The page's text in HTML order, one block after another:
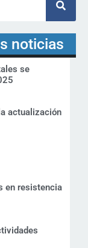
noticias
se
actualización
en resistencia